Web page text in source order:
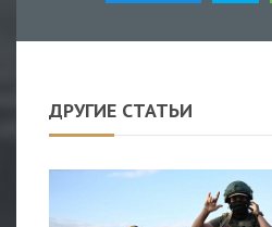
ДРУГИЕ СТАТЬИ